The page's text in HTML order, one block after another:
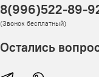
8(996)522-89-
(Звонок бесплатный)
Остались